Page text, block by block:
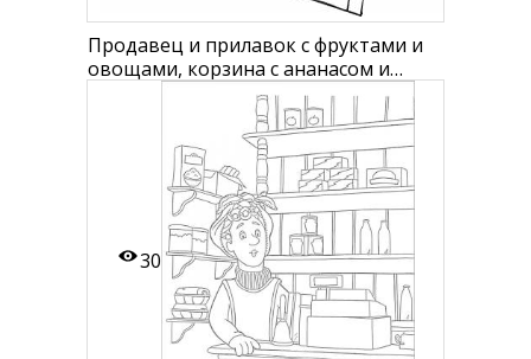
Продавец и прилавок с фруктами и
овощами, корзина с ананасом и
30